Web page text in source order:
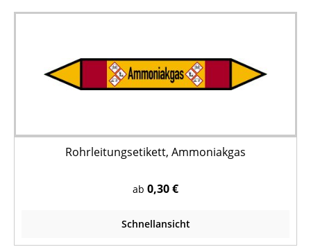
Rohrleitungsetikett, Ammoniakgas
ab 0,30 €
Schnellansicht